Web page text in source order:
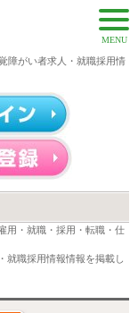
MENU
障がい者求人・就職採用情
用・就職・採用・転職・仕
就職採用情報情報を掲載し